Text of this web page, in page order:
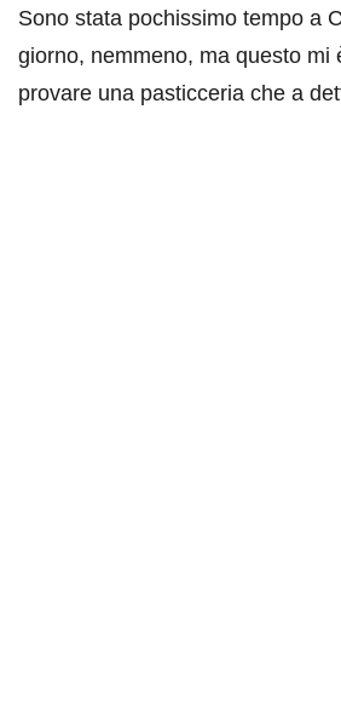
Sono stata pochissimo tempo a
giorno, nemmeno, ma questo mi
provare una pasticceria che a